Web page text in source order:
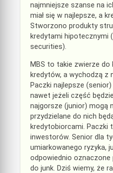
najmniejsze szanse na
miał się w najlepsze, a
Stworzono produkty
kredytami hipotecznymi
securities).
MBS to takie zwierze
kredytów, a wychodzą z
Paczki najlepsze
nawet jeżeli część
najgorsze (junior) mogą
przydzielane do nich
kredytobiorcami. Paczki
inwestorów. Senior dla
umiarkowanego ryzyka,
odpowiednio oznaczone
do junk. Dziś wiemy, że